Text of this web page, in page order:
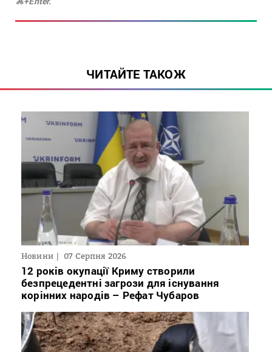
ЧИТАЙТЕ ТАКОЖ
Новини 07 Серпня 2026
12 років окупації Криму створили
безпрецедентні загрози для існування
корінних народів – Рефат Чубаров